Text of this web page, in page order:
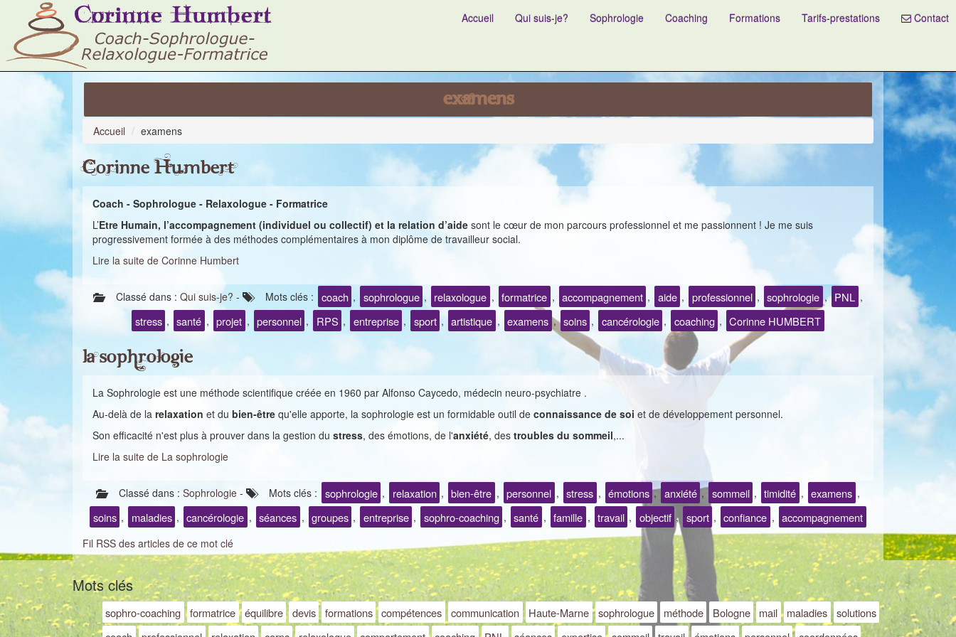
Accueil Qui suis-je? Sophrologie Coaching Formations Tarifs-prestations Contact
examens
Accueil examens
Corinne Humbert
Coach - Sophrologue - Relaxologue - Formatrice
L’Etre Humain, l’accompagnement (individuel ou collectif) et la relation d’aide sont le cœur de mon parcours professionnel et me passionnent ! Je me suis
progressivement formée à des méthodes complémentaires à mon diplôme de travailleur social.
Lire la suite de Corinne Humbert
Classé dans :Qui suis-je? - Mots clés : coach , sophrologue , relaxologue , formatrice , accompagnement , aide , professionnel , sophrologie , PNL ,
stress , santé , projet , personnel , RPS , entreprise , sport , artistique , examens , soins , cancérologie , coaching , Corinne HUMBERT
La sophrologie
La Sophrologie est une méthode scientifique créée en 1960 par Alfonso Caycedo, médecin neuro-psychiatre .
Au-delà de la relaxation et du bien-être qu'elle apporte, la sophrologie est un formidable outil de connaissance de soi et de développement personnel.
Son efficacité n'est plus à prouver dans la gestion du stress, des émotions, de l'anxiété, des troubles du sommeil,...
Lire la suite de La sophrologie
Classé dans :Sophrologie - Mots clés : sophrologie , relaxation , bien-être , personnel , stress , émotions , anxiété , sommeil , timidité , examens ,
soins , maladies , cancérologie , séances , groupes , entreprise , sophro-coaching , santé , famille , travail , objectif , sport , confiance , accompagnement
Fil RSS des articles de ce mot clé
Mots clés
sophro-coaching formatrice équilibre devis formations compétences communication Haute-Marne sophrologue méthode Bologne mail maladies
solutions